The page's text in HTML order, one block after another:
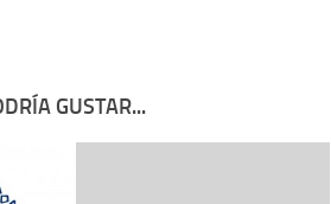
GUSTAR...